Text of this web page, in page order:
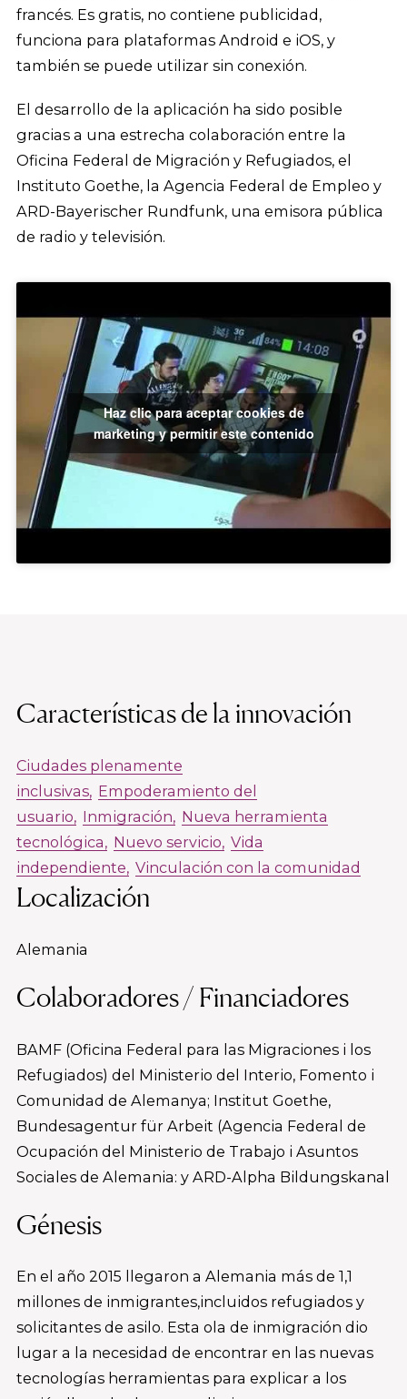
francés. Es gratis, no contiene publicidad,
funciona para plataformas Android e iOS, y
también se puede utilizar sin conexión.
El desarrollo de la aplicación ha sido posible
gracias a una estrecha colaboración entre la
Oficina Federal de Migración y Refugiados, el
Instituto Goethe, la Agencia Federal de Empleo y
ARD-Bayerischer Rundfunk, una emisora pública
de radio y televisión.
Haz clic para aceptar cookies de
marketing y permitir este contenido
Características de la innovación
Ciudades plenamente
inclusivas Empoderamiento del
usuario Inmigración Nueva herramienta
tecnológica
Nuevo servicio Vida
independiente Vinculación con la comunidad
Localización
Alemania
Colaboradores / Financiadores
BAMF (Oficina Federal para las Migraciones i los
Refugiados) del Ministerio del Interio, Fomento i
Comunidad de Alemanya; Institut Goethe,
Bundesagentur für Arbeit (Agencia Federal de
Ocupación del Ministerio de Trabajo i Asuntos
Sociales de Alemania: y ARD-Alpha Bildungskanal
Génesis
En el año 2015 llegaron a Alemania más de 1,1
millones de inmigrantes,incluidos refugiados y
solicitantes de asilo. Esta ola de inmigración dio
lugar a la necesidad de encontrar en las nuevas
tecnologías herramientas para explicar a los